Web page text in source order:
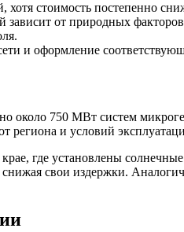
стоимость постепенно
от природных
и оформление
около 750 МВт систем
региона и условий
где установлены
свои издержки.